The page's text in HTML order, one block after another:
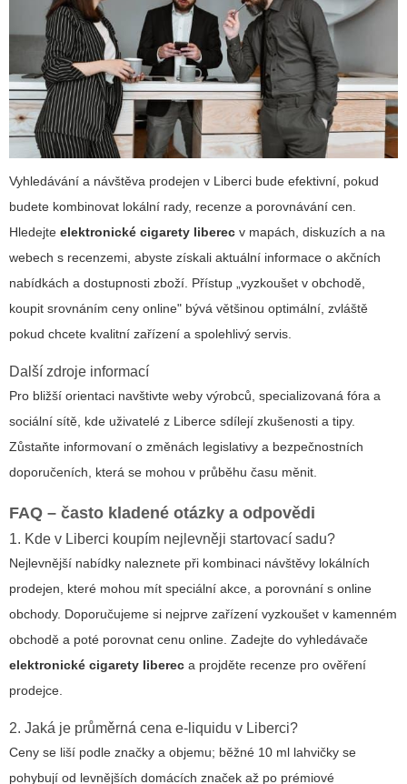
Vyhledávání a návštěva prodejen v Liberci bude efektivní, pokud
budete kombinovat lokální rady, recenze a porovnávání cen.
Hledejte elektronické cigarety liberec v mapách, diskuzích a na
webech s recenzemi, abyste získali aktuální informace o akčních
nabídkách a dostupnosti zboží. Přístup „vyzkoušet v obchodě,
koupit srovnáním ceny online" bývá většinou optimální, zvláště
pokud chcete kvalitní zařízení a spolehlivý servis.
Další zdroje informací
Pro bližší orientaci navštivte weby výrobců, specializovaná fóra a
sociální sítě, kde uživatelé z Liberce sdílejí zkušenosti a tipy.
Zůstaňte informovaní o změnách legislativy a bezpečnostních
doporučeních, která se mohou v průběhu času měnit.
FAQ – často kladené otázky a odpovědi
1. Kde v Liberci koupím nejlevněji startovací sadu?
Nejlevnější nabídky naleznete při kombinaci návštěvy lokálních
prodejen, které mohou mít speciální akce, a porovnání s online
obchody. Doporučujeme si nejprve zařízení vyzkoušet v kamenném
obchodě a poté porovnat cenu online. Zadejte do vyhledávače
elektronické cigarety liberec a projděte recenze pro ověření
prodejce.
2. Jaká je průměrná cena e-liquidu v Liberci?
Ceny se liší podle značky a objemu; běžné 10 ml lahvičky se
pohybují od levnějších domácích značek až po prémiové